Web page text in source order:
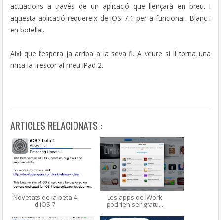
actuacions a través de un aplicació que llençarà en breu. I
aquesta aplicació requereix de iOS 7.1 per a funcionar. Blanc i
en botella...
Així que l’espera ja arriba a la seva fi. A veure si li torna una
mica la frescor al meu iPad 2.
ARTICLES RELACIONATS :
Novetats de la beta 4
d'iOS 7
Les apps de iWork
podrien ser gratu...